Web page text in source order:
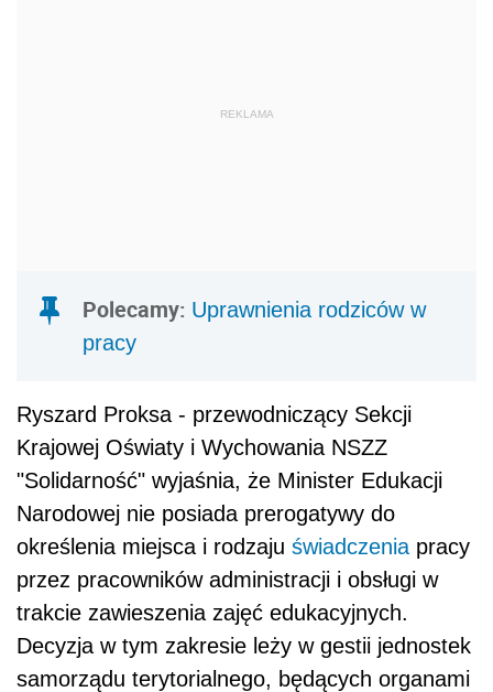
REKLAMA
Polecamy: Uprawnienia rodziców w
pracy
Ryszard Proksa - przewodniczący Sekcji
Krajowej Oświaty i Wychowania NSZZ
"Solidarność" wyjaśnia, że Minister Edukacji
Narodowej nie posiada prerogatywy do
określenia miejsca i rodzaju świadczenia pracy
przez pracowników administracji i obsługi w
trakcie zawieszenia zajęć edukacyjnych.
Decyzja w tym zakresie leży w gestii jednostek
samorządu terytorialnego, będących organami